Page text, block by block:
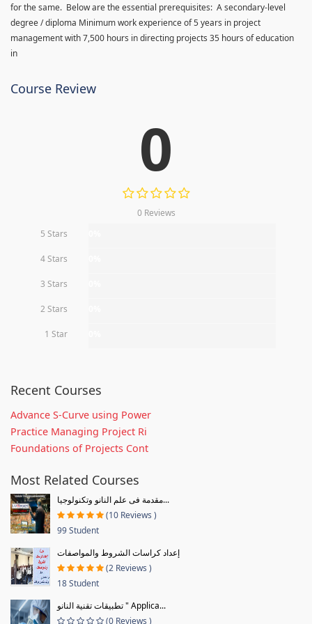
for the same. Below are the essential prerequisites: A secondary-level
degree / diploma Minimum work experience of 5 years in project
management with 7,500 hours in directing projects 35 hours of education
in
Course Review
0
0 Reviews
5 Stars
4 Stars
3 Stars
2 Stars
1 Star
Recent Courses
Advance S-Curve using Power
Practice Managing Project Ri
Foundations of Projects Cont
Most Related Courses
مقدمة فى علم النانو وتكنولوجيا...
(10 Reviews )
99 Student
إعداد كراسات الشروط والمواصفات
(2 Reviews )
18 Student
تطبيقات تقنية النانو " Applica...
(0 Reviews )